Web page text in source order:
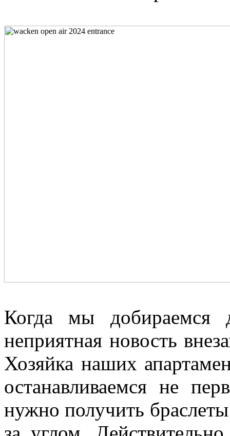
Когда мы добираемся
неприятная новость
Хозяйка наших
останавливаемся не
нужно получить